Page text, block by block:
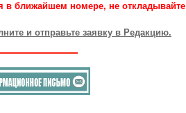
в ближайшем номере, не откладывайте
и отправьте заявку в Редакцию.